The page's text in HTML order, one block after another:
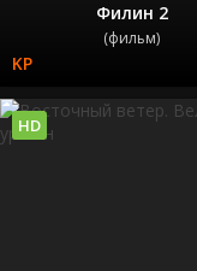
Филин 2
(фильм)
HD